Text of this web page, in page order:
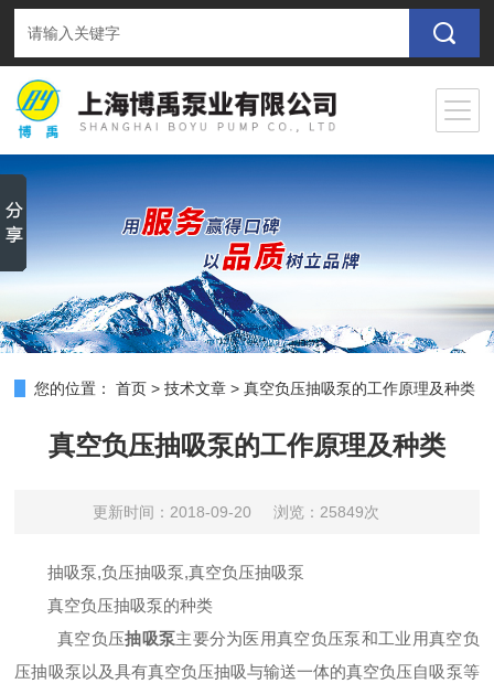
您的位置： 首页 >技术文章 >真空负压抽吸泵的工作原理及种类
真空负压抽吸泵的工作原理及种类
更新时间：2018-09-20 浏览：25849次
抽吸泵,负压抽吸泵,真空负压抽吸泵
真空负压抽吸泵的种类
真空负压抽吸泵主要分为医用真空负压泵和工业用真空负
压抽吸泵以及具有真空负压抽吸与输送一体的真空负压自吸泵等